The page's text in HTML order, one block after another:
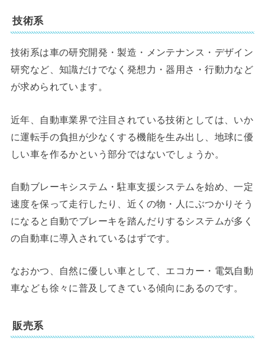
技術系
技術系は車の研究開発・製造・メンテナンス・デザイン
研究など、知識だけでなく発想力・器用さ・行動力など
が求められています。
近年、自動車業界で注目されている技術としては、いか
に運転手の負担が少なくする機能を生み出し、地球に優
しい車を作るかという部分ではないでしょうか。
自動ブレーキシステム・駐車支援システムを始め、一定
速度を保って走行したり、近くの物・人にぶつかりそう
になると自動でブレーキを踏んだりするシステムが多く
の自動車に導入されているはずです。
なおかつ、自然に優しい車として、エコカー・電気自動
車なども徐々に普及してきている傾向にあるのです。
販売系